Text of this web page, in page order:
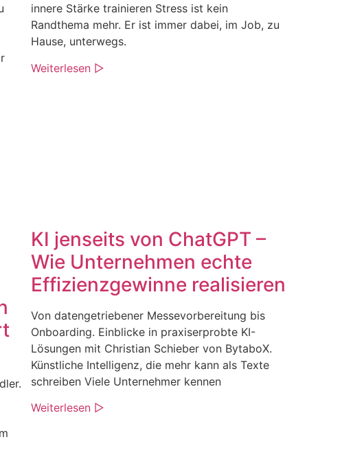
innere Stärke trainieren Stress ist kein
Randthema mehr. Er ist immer dabei, im Job, zu
Hause, unterwegs.
Weiterlesen ▷
KI jenseits von ChatGPT –
Wie Unternehmen echte
Effizienzgewinne realisieren
Von datengetriebener Messevorbereitung bis
Onboarding. Einblicke in praxiserprobte KI-
Lösungen mit Christian Schieber von BytaboX.
Künstliche Intelligenz, die mehr kann als Texte
schreiben Viele Unternehmer kennen
Weiterlesen ▷